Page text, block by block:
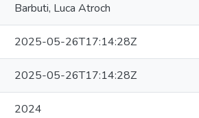
Barbuti, Luca Atroch
2025-05-26T17:14:28Z
2025-05-26T17:14:28Z
2024